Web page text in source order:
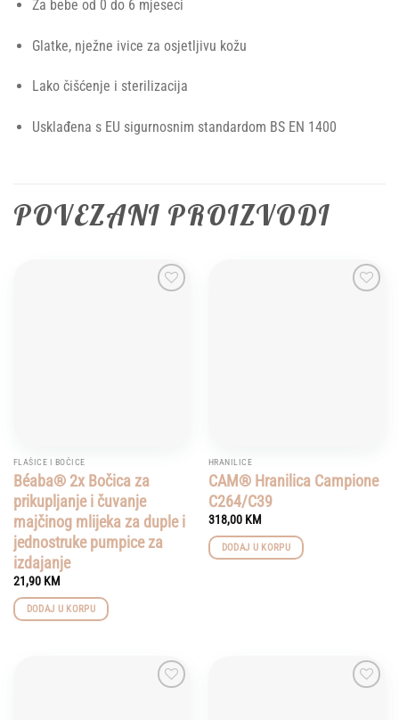
Za bebe od 0 do 6 mjeseci
Glatke, nježne ivice za osjetljivu kožu
Lako čišćenje i sterilizacija
Usklađena s EU sigurnosnim standardom BS EN 1400
POVEZANI PROIZVODI
FLAŠICE I BOČICE
Béaba® 2x Bočica za
prikupljanje i čuvanje
majčinog mlijeka za duple i
jednostruke pumpice za
izdajanje
21,90 KM
DODAJ U KORPU
HRANILICE
CAM® Hranilica Campione
C264/C39
318,00 KM
DODAJ U KORPU